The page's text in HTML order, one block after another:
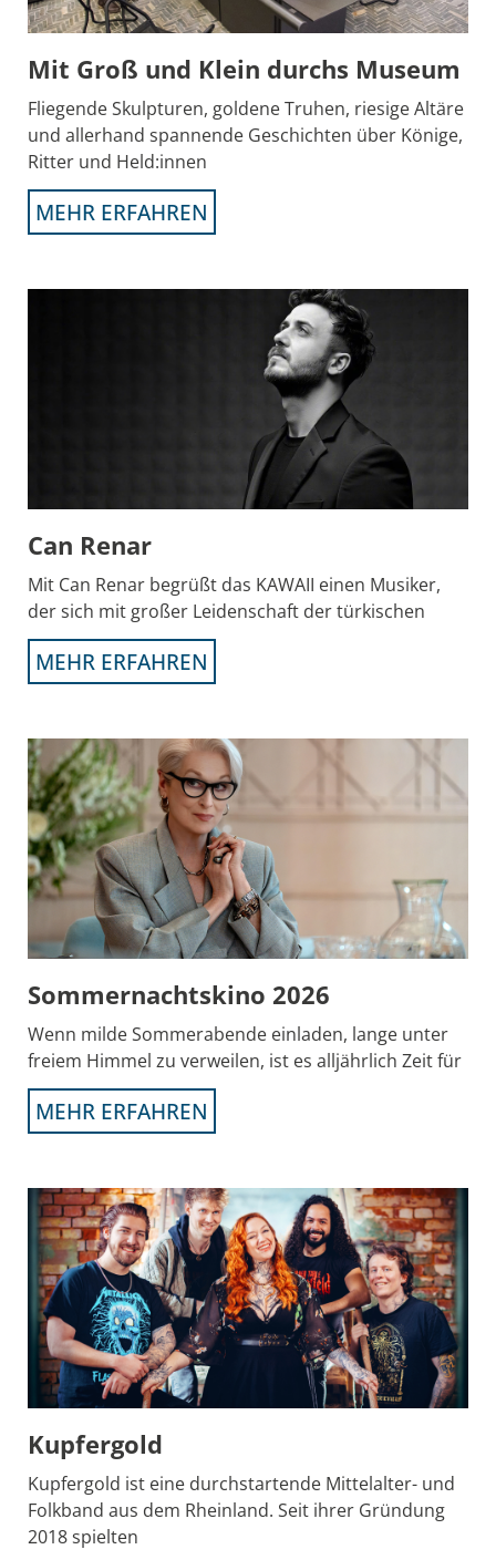
Mit Groß und Klein durchs Museum
Fliegende Skulpturen, goldene Truhen, riesige Altäre
und allerhand spannende Geschichten über Könige,
Ritter und Held:innen
MEHR ERFAHREN
Can Renar
Mit Can Renar begrüßt das KAWAII einen Musiker,
der sich mit großer Leidenschaft der türkischen
MEHR ERFAHREN
Sommernachtskino 2026
Wenn milde Sommerabende einladen, lange unter
freiem Himmel zu verweilen, ist es alljährlich Zeit für
MEHR ERFAHREN
Kupfergold
Kupfergold ist eine durchstartende Mittelalter- und
Folkband aus dem Rheinland. Seit ihrer Gründung
2018 spielten